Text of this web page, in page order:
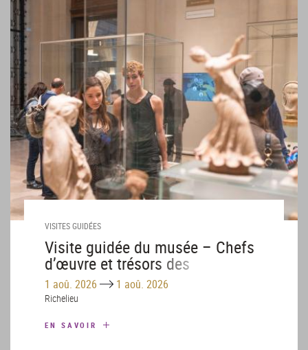
VISITES GUIDÉES
Visite guidée du musée – Chefs
d’œuvre et trésors des
collections – Août
1 aoû. 2026 Until1 aoû. 2026
Richelieu
EN SAVOIR